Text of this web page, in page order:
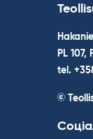
PL
tel.
©